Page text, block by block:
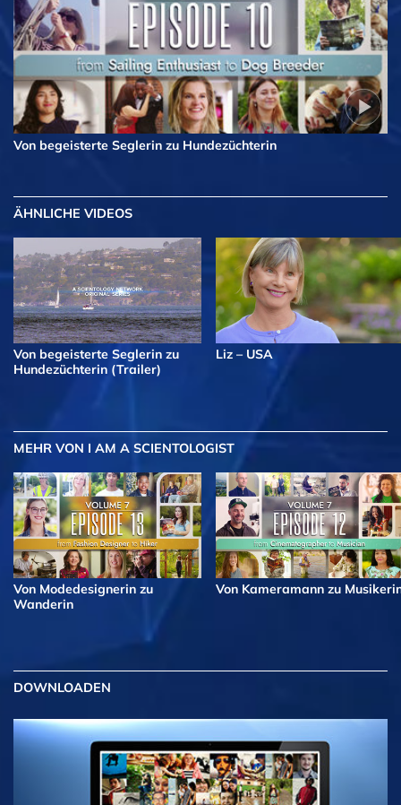
Von begeisterte Seglerin zu Hundezüchterin
ÄHNLICHE VIDEOS
Von begeisterte Seglerin zu
Hundezüchterin (Trailer)
Liz – USA
MEHR VON I AM A SCIENTOLOGIST
Von Modedesignerin zu
Wanderin
Von Kameramann zu
DOWNLOADEN